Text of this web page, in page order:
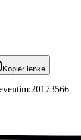
Kopier lenke